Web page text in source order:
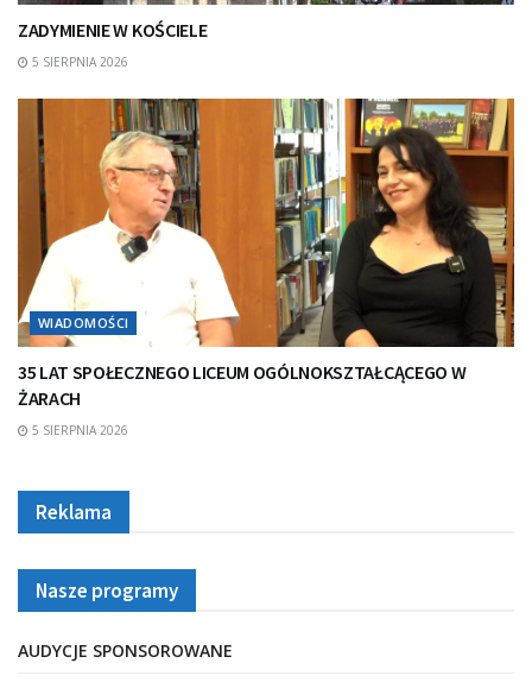
ZADYMIENIE W KOŚCIELE
5 SIERPNIA 2026
WIADOMOŚCI
35 LAT SPOŁECZNEGO LICEUM OGÓLNOKSZTAŁCĄCEGO W
ŻARACH
5 SIERPNIA 2026
Reklama
Nasze programy
AUDYCJE SPONSOROWANE